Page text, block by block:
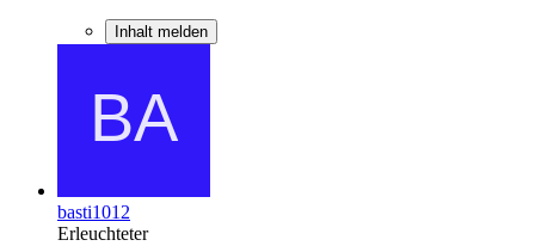
Inhalt melden
basti1012
Erleuchteter